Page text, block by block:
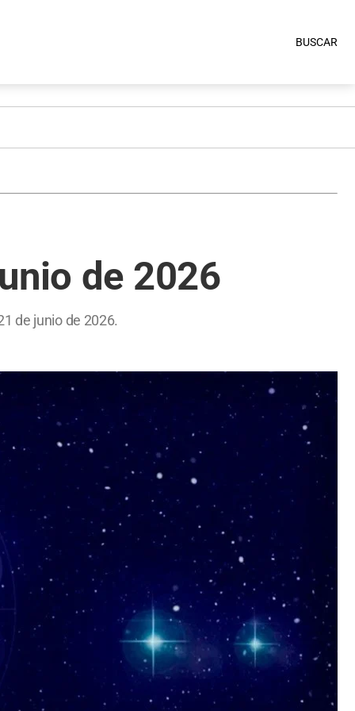
BUSCAR
de 2026
de junio de 2026.